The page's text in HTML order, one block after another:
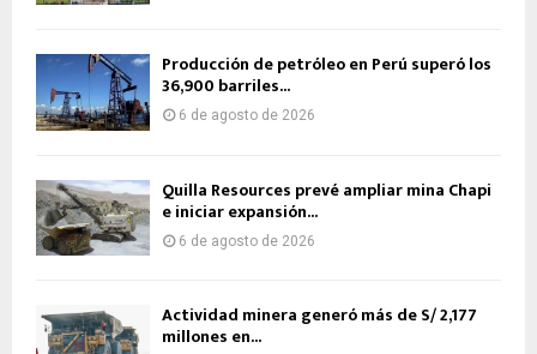
Producción de petróleo en Perú superó los
36,900 barriles...
6 de agosto de 2026
Quilla Resources prevé ampliar mina Chapi
e iniciar expansión...
6 de agosto de 2026
Actividad minera generó más de S/ 2,177
millones en...